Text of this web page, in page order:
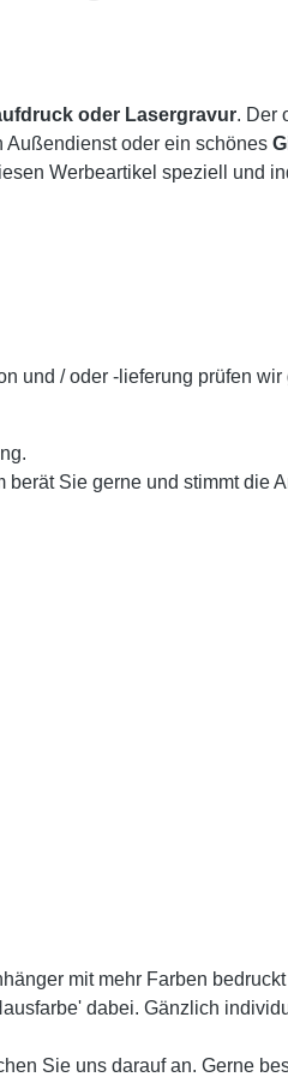
oder Lasergravur. Der
Außendienst oder ein schönes
Werbeartikel speziell und
und / oder -lieferung prüfen
Sie gerne und stimmt die
mit mehr Farben
dabei. Gänzlich
Sie uns darauf an. Gerne